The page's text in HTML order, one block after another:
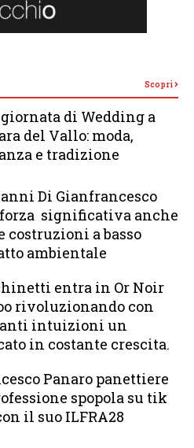
Scopri
di Wedding a
del Vallo: moda,
e tradizione
Di Gianfrancesco
significativa anche
costruzioni a basso
ambientale
entra in Or Noir
rivoluzionando con
intuizioni un
in costante crescita.
Panaro panettiere
spopola su tik
il suo ILFRA28